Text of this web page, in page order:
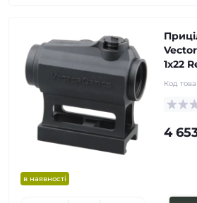
в наявності
1x22
Код
4